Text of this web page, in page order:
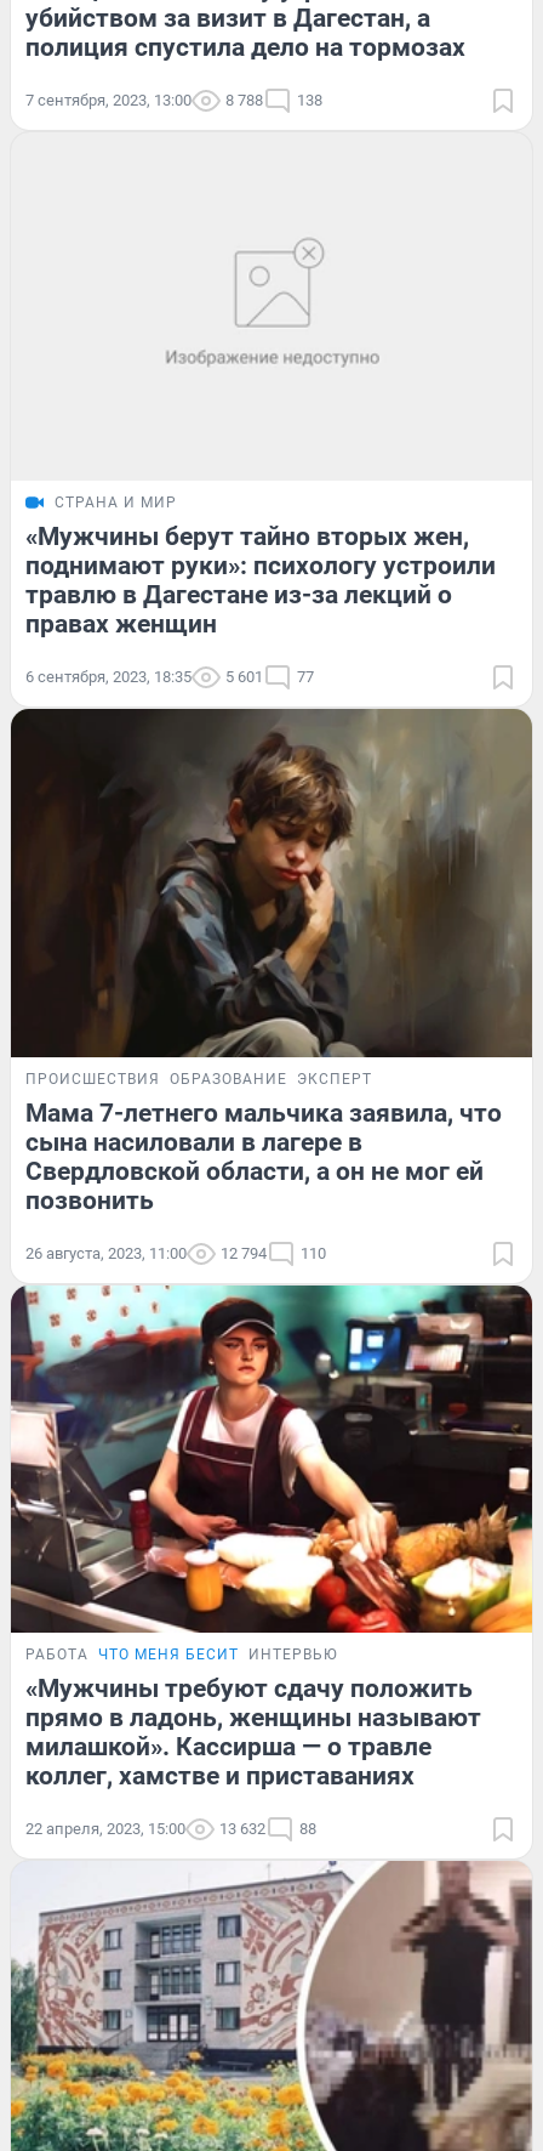
убийством за визит в Дагестан, а
полиция спустила дело на тормозах
7 сентября, 2023, 13:00 8 788 138
СТРАНА И МИР
«Мужчины берут тайно вторых жен,
поднимают руки»: психологу устроили
травлю в Дагестане из-за лекций о
правах женщин
6 сентября, 2023, 18:35 5 601 77
ПРОИСШЕСТВИЯ ОБРАЗОВАНИЕ ЭКСПЕРТ
Мама 7-летнего мальчика заявила, что
сына насиловали в лагере в
Свердловской области, а он не мог ей
позвонить
26 августа, 2023, 11:00 12 794 110
РАБОТА ЧТО МЕНЯ БЕСИТ ИНТЕРВЬЮ
«Мужчины требуют сдачу положить
прямо в ладонь, женщины называют
милашкой». Кассирша — о травле
коллег, хамстве и приставаниях
22 апреля, 2023, 15:00 13 632 88